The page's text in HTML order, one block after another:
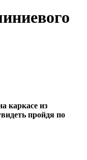
каркасе из
пройдя по